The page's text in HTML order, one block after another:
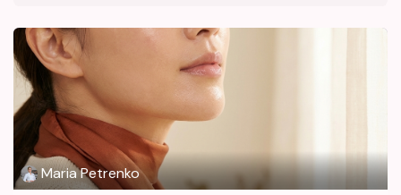
Maria Petrenko